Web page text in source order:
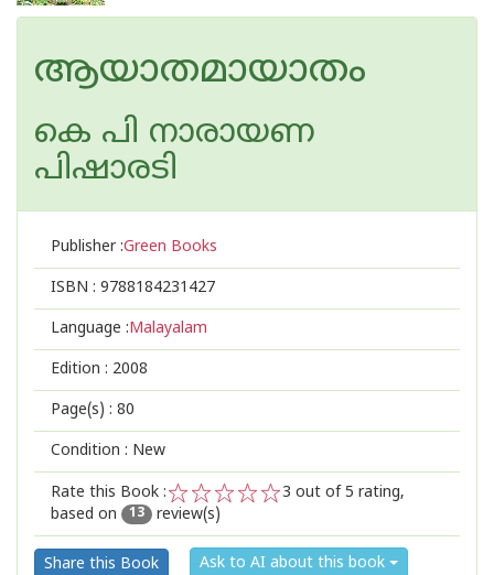
ആയാതമായാതം
കെ പി നാരായണ
പിഷാരടി
Publisher :Green Books
ISBN : 9788184231427
Language :Malayalam
Edition : 2008
Page(s) : 80
Condition : New
Rate this Book :
3
2
1
3 out of 5 rating,
based on
13 review(s)
Share this Book Ask to AI about this book